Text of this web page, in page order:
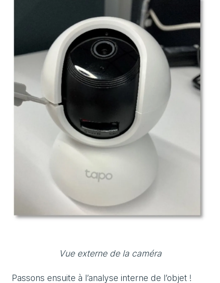
Vue externe de la caméra
Passons ensuite à l’analyse interne de l’objet !